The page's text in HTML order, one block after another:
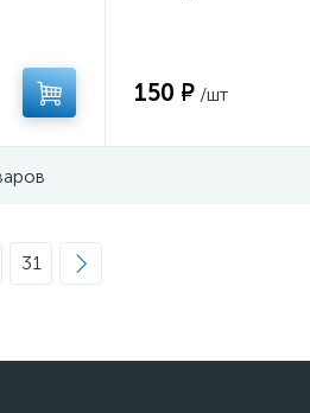
150 ₽ /шт
31